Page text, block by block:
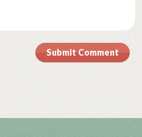
Submit Comment